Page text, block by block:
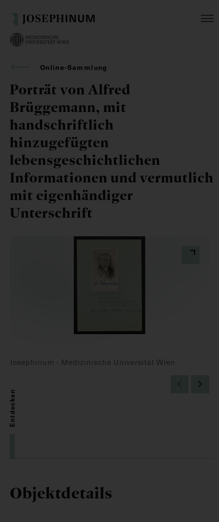
Online-Sammlung
Porträt von Alfred
Brüggemann, mit
handschriftlich
hinzugefügten
lebensgeschichtlichen
Informationen und vermutlich
mit eigenhändiger
Unterschrift
Josephinum - Medizinische Universität Wien
Entdecken
Objektdetails